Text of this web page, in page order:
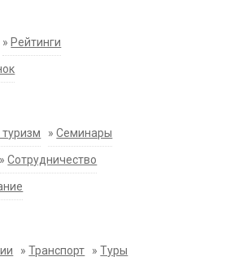
» Рейтинги
»Семинары
»Сотрудничество
»Транспорт »Туры